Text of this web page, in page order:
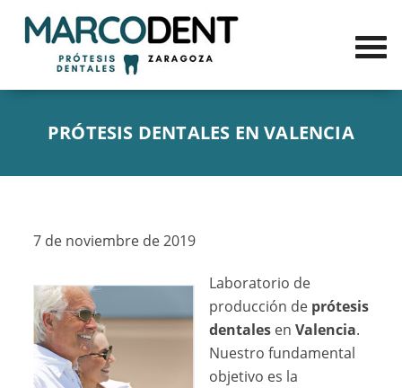
PRÓTESIS DENTALES EN VALENCIA
7 de noviembre de 2019
Laboratorio de
producción de prótesis
dentales enValencia.
Nuestro fundamental
objetivo es la